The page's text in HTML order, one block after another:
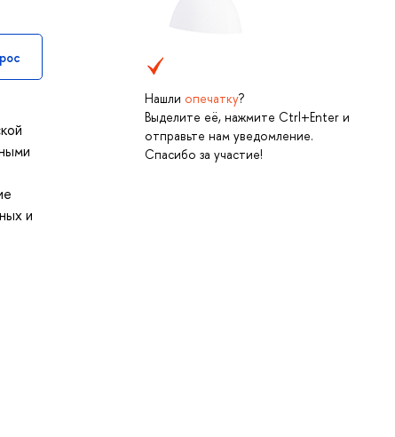
Нашли опечатку?
Выделите её, нажмите Ctrl+Enter и
отправьте нам уведомление.
Спасибо за участие!
и